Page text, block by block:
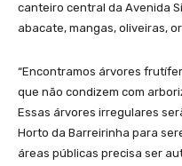
canteiro central da Avenida
abacate, mangas, oliveiras,
“Encontramos árvores
que não condizem com
Essas árvores irregulares
Horto da Barreirinha para
áreas públicas precisa ser